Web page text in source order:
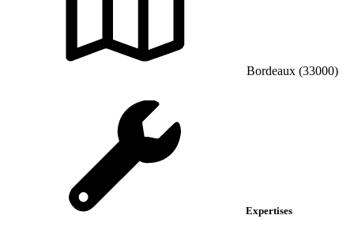
Bordeaux (33000)
Expertises